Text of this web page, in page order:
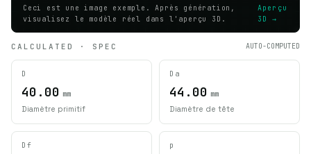
Ceci est une image exemple. Après génération,
visualisez le modèle réel dans l'aperçu 3D.
Aperçu
3D →
CALCULATED · SPEC AUTO-COMPUTED
D
40.00 mm
Diamètre primitif
Da
44.00 mm
Diamètre de tête
Df p